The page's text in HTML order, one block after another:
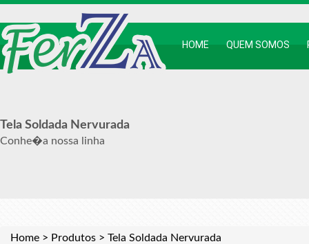
HOME QUEM SOMOS
Tela Soldada Nervurada
Conhe�a nossa linha
Home > Produtos > Tela Soldada Nervurada